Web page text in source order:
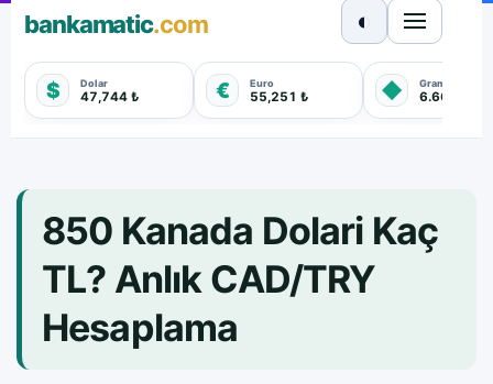
bankamatic.com
$ Dolar
47,744 ₺ € Euro
55,251 ₺ ◆ Gram Altın
6.660,550
◐
850 Kanada Dolari Kaç
TL? Anlık CAD/TRY
Hesaplama